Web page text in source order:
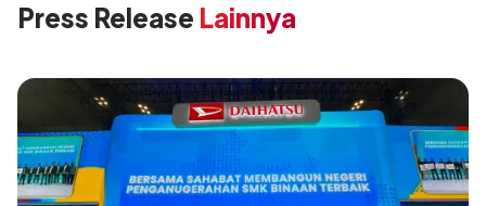
Press Release Lainnya